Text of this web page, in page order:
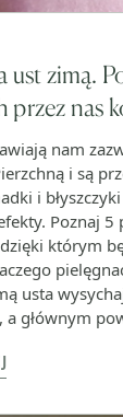
ust zimą.
przez nas
nam
i są
i
Poznaj 5
którym
usta
a głównym